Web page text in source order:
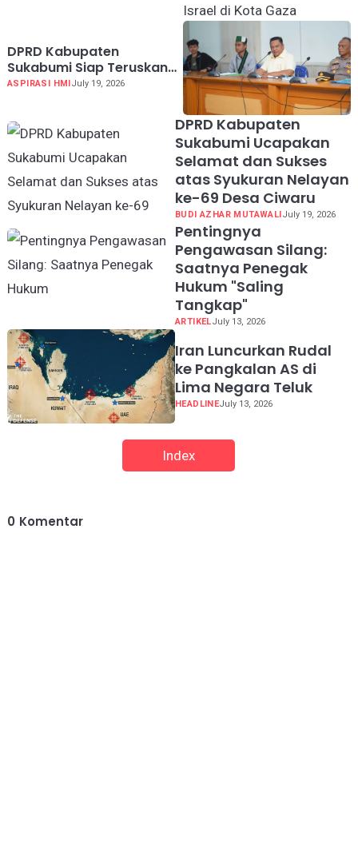
DPRD Kabupaten
Sukabumi Siap Teruskan
Aspirasi HMI ke Pusat Soal
ASPIRASI HMI July 19, 2026
DPRD Kabupaten
Sukabumi Ucapakan
Selamat dan Sukses
atas Syukuran Nelayan
ke-69 Desa Ciwaru
BUDI AZHAR MUTAWALIJuly 19, 2026
Pentingnya
Pengawasan Silang:
Saatnya Penegak
Hukum "Saling
Tangkap"
ARTIKELJuly 13, 2026
Iran Luncurkan Rudal
ke Pangkalan AS di
Lima Negara Teluk
HEADLINEJuly 13, 2026
Index
0 Komentar